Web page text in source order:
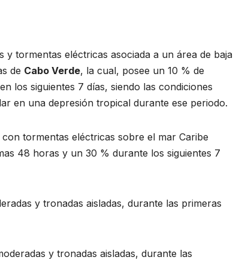
tormentas eléctricas asociada a un área de baja
de Cabo Verde, la cual, posee un 10 % de
los siguientes 7 días, siendo las condiciones
en una depresión tropical durante ese periodo.
tormentas eléctricas sobre el mar Caribe
48 horas y un 30 % durante los siguientes 7
y tronadas aisladas, durante las primeras
y tronadas aisladas, durante las